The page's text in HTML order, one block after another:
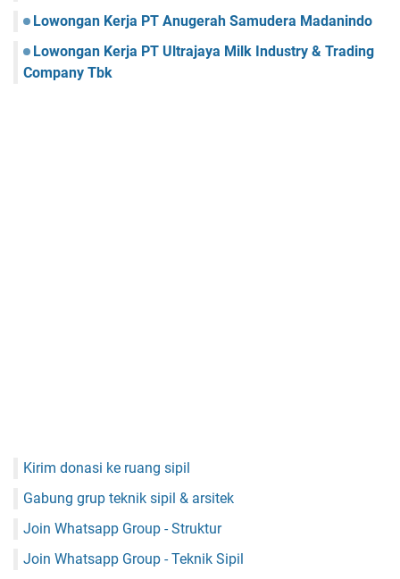
Lowongan Kerja PT Anugerah Samudera Madanindo
Lowongan Kerja PT Ultrajaya Milk Industry & Trading
Company Tbk
Kirim donasi ke ruang sipil
Gabung grup teknik sipil & arsitek
Join Whatsapp Group - Struktur
Join Whatsapp Group - Teknik Sipil